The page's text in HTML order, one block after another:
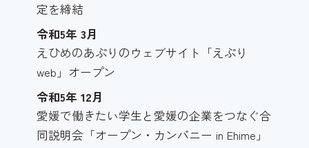
定を締結
令和5年 3月
えひめのあぷりのウェブサイト「えぷり
web」オープン
令和5年 12月
愛媛で働きたい学生と愛媛の企業をつなぐ合
同説明会「オープン・カンパニー in Ehime」